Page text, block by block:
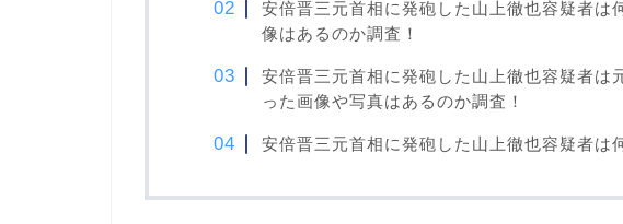
安倍晋三元首相に発砲した山上徹也容疑者は
像はあるのか調査！
安倍晋三元首相に発砲した山上徹也容疑者は
った画像や写真はあるのか調査！
安倍晋三元首相に発砲した山上徹也容疑者は